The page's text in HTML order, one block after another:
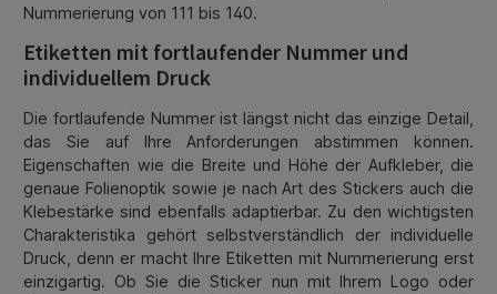
Nummerierung von 111 bis 140.
Etiketten mit fortlaufender Nummer und
individuellem Druck
Die fortlaufende Nummer ist längst nicht das einzige Detail,
das Sie auf Ihre Anforderungen abstimmen können.
Eigenschaften wie die Breite und Höhe der Aufkleber, die
genaue Folienoptik sowie je nach Art des Stickers auch die
Klebestärke sind ebenfalls adaptierbar. Zu den wichtigsten
Charakteristika gehört selbstverständlich der individuelle
Druck, denn er macht Ihre Etiketten mit Nummerierung erst
einzigartig. Ob Sie die Sticker nun mit Ihrem Logo oder